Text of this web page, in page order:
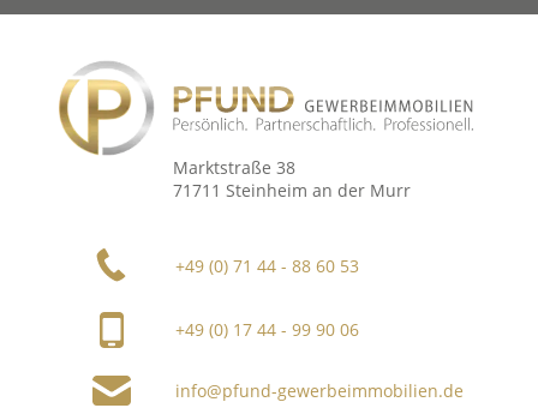
Marktstraße 38
71711 Steinheim an der Murr
+49 (0) 71 44 - 88 60 53
+49 (0) 17 44 - 99 90 06
info@pfund-gewerbeimmobilien.de